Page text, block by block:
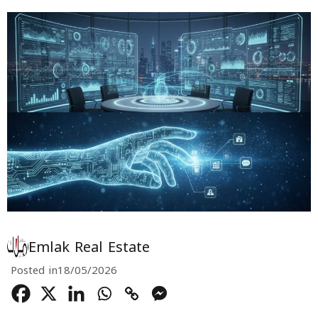
Emlak Real Estate
Posted in18/05/2026